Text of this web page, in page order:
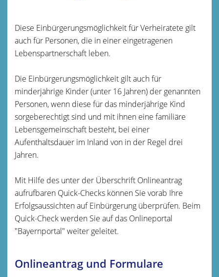
Diese Einbürgerungsmöglichkeit für Verheiratete gilt
auch für Personen, die in einer eingetragenen
Lebenspartnerschaft leben.
Die Einbürgerungsmöglichkeit gilt auch für
minderjährige Kinder (unter 16 Jahren) der genannten
Personen, wenn diese für das minderjährige Kind
sorgeberechtigt sind und mit ihnen eine familiäre
Lebensgemeinschaft besteht, bei einer
Aufenthaltsdauer im Inland von in der Regel drei
Jahren.
Mit Hilfe des unter der Überschrift Onlineantrag
aufrufbaren Quick-Checks können Sie vorab Ihre
Erfolgsaussichten auf Einbürgerung überprüfen. Beim
Quick-Check werden Sie auf das Onlineportal
"Bayernportal" weiter geleitet.
Onlineantrag und Formulare